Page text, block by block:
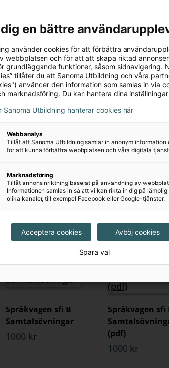
Språkvägen - Att
börja med sfi 2B
och 3C onlinebok
Elevbok
200 kr
Språkvägen sfi B
Samtalsövningar
1000 kr
Språkvägen sfi
(pdf)
1000 kr
en bättre
använder cookies för att förbättra
webbplatsen och för att att skapa riktad
grundläggande funktioner, såsom sidnavigering.
tillåter du att Sanoma Utbildning och våra
använder den information som samlas in via
marknadsföring. Du kan hantera dina
Sanoma Utbildning hanterar cookies här
Webbanalys
Tillåt att Sanoma Utbildning samlar in anonym information
för att kunna förbättra webbplatsen och våra digitala
Marknadsföring
Tillåt annonsinriktning baserat på användning av
Informationen samlas in så att vi kan rikta in dig på
olika kanaler, till exempel Facebook eller Google-tjänster.
Acceptera cookies Avböj cookies
Spara val